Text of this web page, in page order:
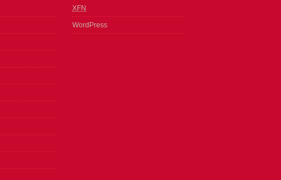
XFN
WordPress